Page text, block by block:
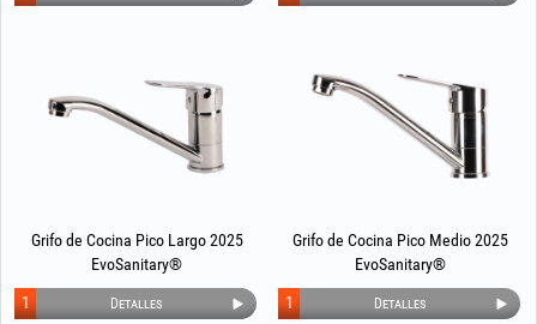
Grifo de Cocina Pico Largo 2025
EvoSanitary®
Detalles
1
Grifo de Cocina Pico Medio 2025
EvoSanitary®
Detalles
1